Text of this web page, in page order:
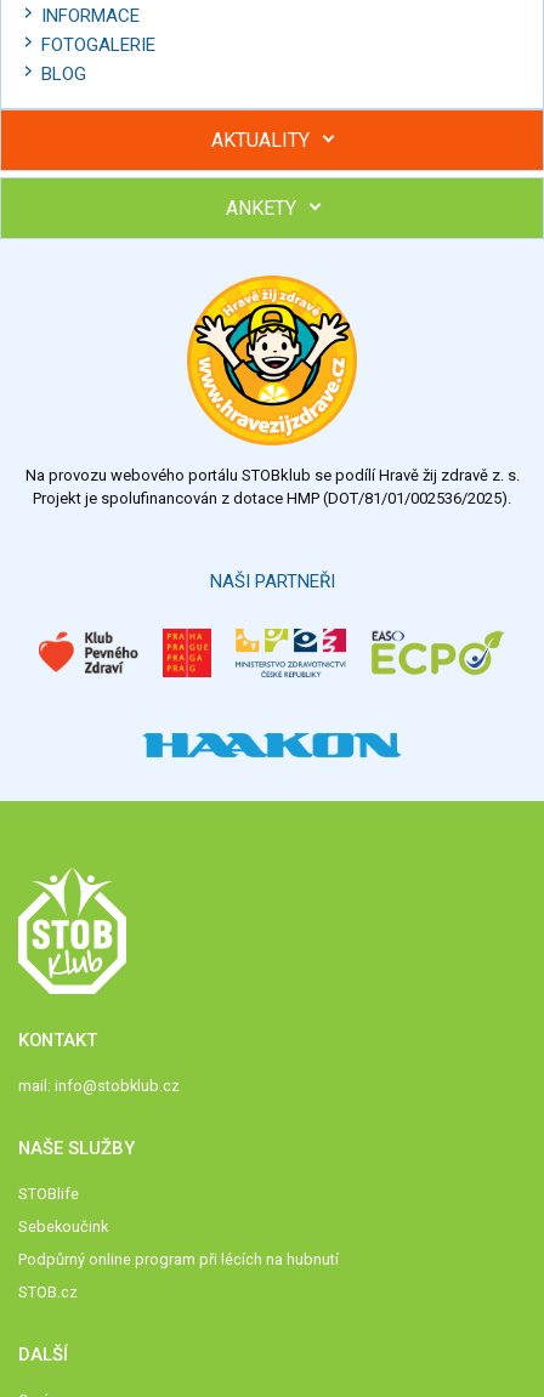
INFORMACE
FOTOGALERIE
BLOG
AKTUALITY
Hubněte s podporou lektorky a skupiny v kurzech STOBu
Chcete poradit s hubnutím? Najděte si odborníka STOBu ve
ANKETY
Výsledky Všechny ankety
Na provozu webového portálu STOBklub se podílí Hravě žij zdravě z. s.
Projekt je spolufinancován z dotace HMP (DOT/81/01/002536/2025).
NAŠI PARTNEŘI
KONTAKT
mail: info@stobklub.cz
NAŠE SLUŽBY
STOBlife
Sebekoučink
Podpůrný online program při lécích na hubnutí
STOB.cz
DALŠÍ